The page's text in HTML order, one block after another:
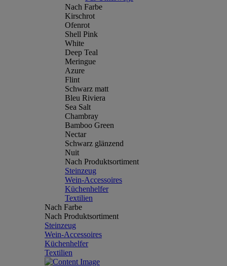
Nach Farbe
Kirschrot
Ofenrot
Shell Pink
White
Deep Teal
Meringue
Azure
Flint
Schwarz matt
Bleu Riviera
Sea Salt
Chambray
Bamboo Green
Nectar
Schwarz glänzend
Nuit
Nach Produktsortiment
Steinzeug
Wein-Accessoires
Küchenhelfer
Textilien
Nach Farbe
Nach Produktsortiment
Steinzeug
Wein-Accessoires
Küchenhelfer
Textilien